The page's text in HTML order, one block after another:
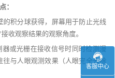
：
积分球获得，屏幕用于防止光线
收观察结果的观察角度。
或光栅在接收信号时同时检测漫
往与人眼观测效果（人眼完全去除
客服中心